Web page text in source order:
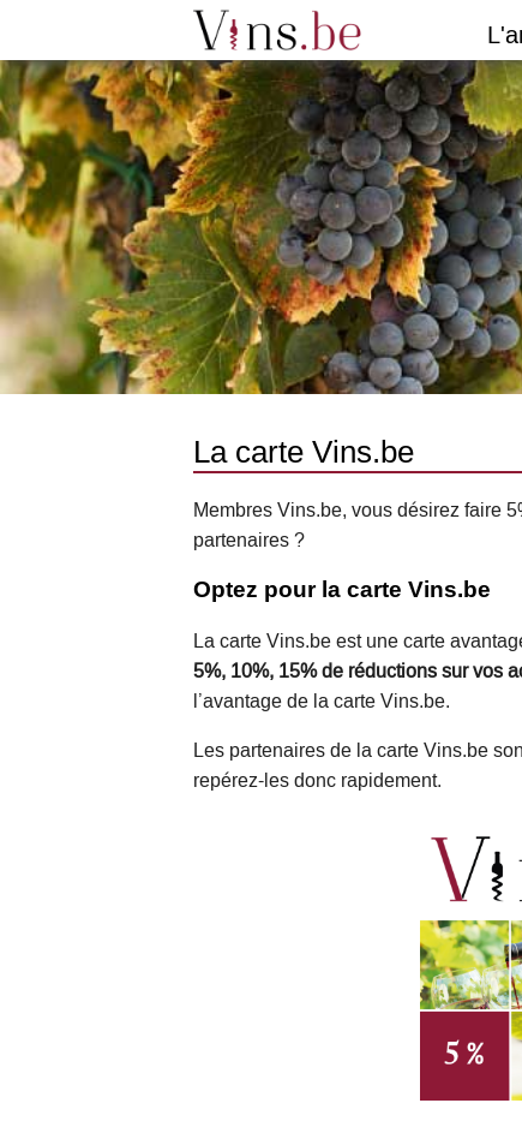
La carte Vins.be
Membres Vins.be, vous désirez faire
partenaires ?
Optez pour la carte Vins.be
La carte Vins.be est une carte
5%, 10%, 15% de réductions sur vos
l’avantage de la carte Vins.be.
Les partenaires de la carte Vins.be
repérez-les donc rapidement.